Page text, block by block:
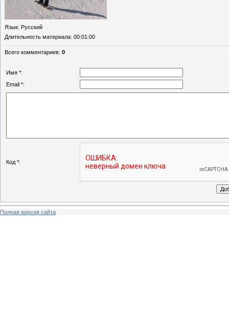
Язык: Русский
Длительность материала: 00:01:00
Всего комментариев: 0
Имя *:
Email *:
Код *:
Полная версия сайта